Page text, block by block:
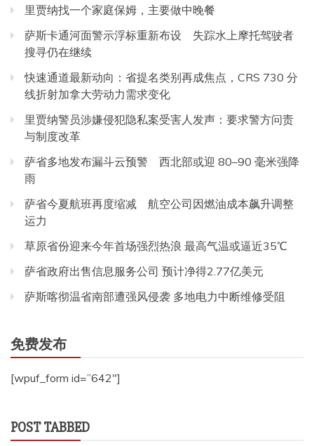
里贾纳找一个家庭保姆，主要做中晚餐
萨斯卡通河面警示浮标重新布设 失踪水上摩托驾驶者
搜寻仍在继续
快速通道最新动向：省提名类别再成焦点，CRS 730 分
线折射加拿大劳动力需求变化
里贾纳警员涉嫌侵犯隐私案受害人发声：要求警方问责
与制度改革
萨省多地发布漏斗云预警 西北部或迎 80–90 毫米强降
雨
萨省今夏航班再度缩减 航空公司因燃油成本飙升调整
运力
草原省份迎来今年首场强烈热浪 最高气温或逼近35℃
萨省政府出售信息服务公司 预计净得2.77亿美元
萨斯喀彻温省南部遭强风侵袭 多地电力中断维修受阻
免费发布
[wpuf_form id=”642″]
POST TABBED